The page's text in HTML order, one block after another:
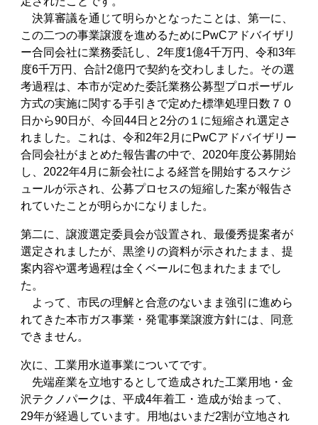
決算審議を通じて明らかとなったことは、第一に、
この二つの事業譲渡を進めるためにPwCアドバイザリ
ー合同会社に業務委託し、2年度1億4千万円、令和3年
度6千万円、合計2億円で契約を交わしました。その選
考過程は、本市が定めた委託業務公募型プロポーザル
方式の実施に関する手引きで定めた標準処理日数７０
日から90日が、今回44日と2分の１に短縮され選定さ
れました。これは、令和2年2月にPwCアドバイザリー
合同会社がまとめた報告書の中で、2020年度公募開始
し、2022年4月に新会社による経営を開始するスケジ
ュールが示され、公募プロセスの短縮した案が報告さ
れていたことが明らかになりました。
第二に、譲渡選定委員会が設置され、最優秀提案者が
選定されましたが、黒塗りの資料が示されたまま、提
案内容や選考過程は全くベールに包まれたままでし
た。
よって、市民の理解と合意のないまま強引に進めら
れてきた本市ガス事業・発電事業譲渡方針には、同意
できません。
次に、工業用水道事業についてです。
先端産業を立地するとして造成された工業用地・金
沢テクノパークは、平成4年着工・造成が始まって、
29年が経過しています。用地はいまだ2割が立地され